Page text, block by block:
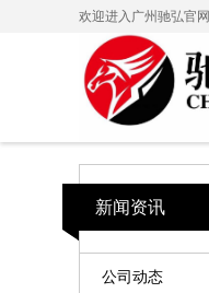
欢迎进入广州驰弘官
新闻资讯
公司动态